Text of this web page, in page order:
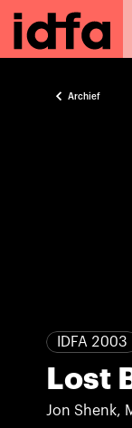
Archief
IDFA 2003
Lost
Jon Shenk,